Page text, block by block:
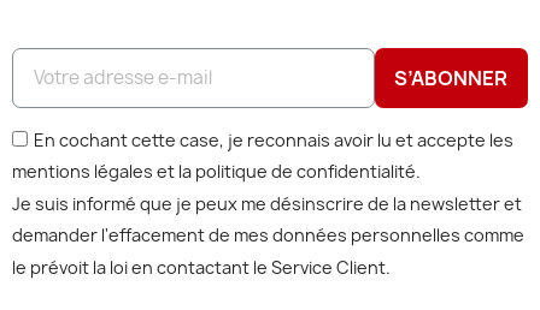
S’ABONNER
En cochant cette case, je reconnais avoir lu et accepte les
mentions légales et la politique de confidentialité.
Je suis informé que je peux me désinscrire de la newsletter et
demander l'effacement de mes données personnelles comme
le prévoit la loi en contactant le Service Client.